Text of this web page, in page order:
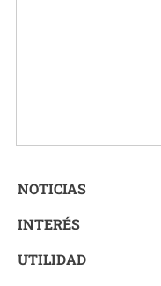
NOTICIAS
INTERÉS
UTILIDAD